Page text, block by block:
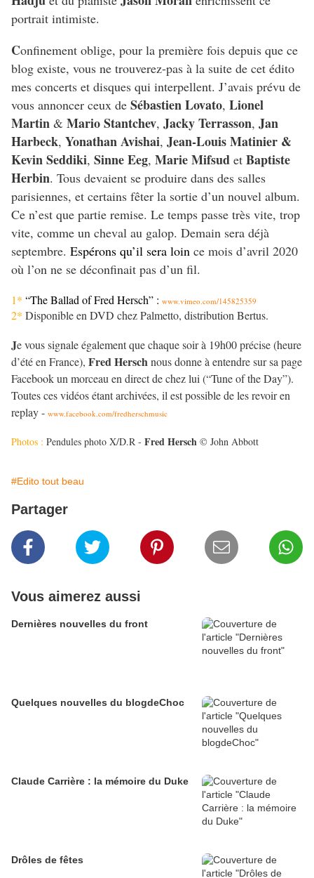
portrait intimiste.
Confinement oblige, pour la première fois depuis que ce
blog existe, vous ne trouverez-pas à la suite de cet édito
mes concerts et disques qui interpellent. J’avais prévu de
vous annoncer ceux de Sébastien Lovato, Lionel
Martin & Mario Stantchev, Jacky Terrasson, Jan
Harbeck, Yonathan Avishai, Jean-Louis Matinier &
Kevin Seddiki, Sinne Eeg, Marie Mifsud et Baptiste
Herbin. Tous devaient se produire dans des salles
parisiennes, et certains fêter la sortie d’un nouvel album.
Ce n’est que partie remise. Le temps passe très vite, trop
vite, comme un cheval au galop. Demain sera déjà
septembre. Espérons qu’il sera loin ce mois d’avril 2020
où l’on ne se déconfinait pas d’un fil.
1* “The Ballad of Fred Hersch” : www.vimeo.com/145825359
2* Disponible en DVD chez Palmetto, distribution Bertus.
Je vous signale également que chaque soir à 19h00 précise (heure
d’été en France), Fred Herschnous donne à entendre sur sa page
Facebook un morceau en direct de chez lui (“Tune of the Day”).
Toutes ces vidéos étant archivées, il est possible de les revoir en
replay - www.facebook.com/fredherschmusic
Photos : Pendules photo X/D.R - Fred Hersch © John Abbott
#Edito tout beau
Partager
Vous aimerez aussi
Dernières nouvelles du front
Quelques nouvelles du blogdeChoc
Claude Carrière : la mémoire du Duke
Drôles de fêtes